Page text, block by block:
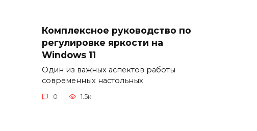
Комплексное руководство по
регулировке яркости на
Windows 11
Один из важных аспектов работы
современных настольных
0 1.5к.